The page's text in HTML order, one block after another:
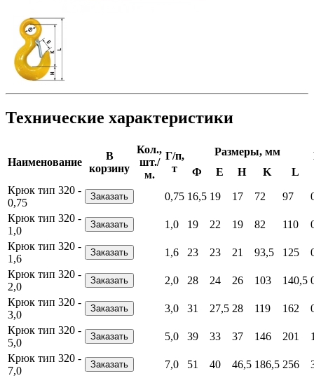
Технические характеристики
Наименование
В
корзину
Кол.,
шт./
м.
Г/п,
т
Размеры, мм
Ф
E H K
L
Крюк тип 320 -
0,75
0,75 16,5 19 17 72 97
Крюк тип 320 -
1,0
1,0 19 22 19 82 110
Крюк тип 320 -
1,6
1,6 23 23 21 93,5 125
Крюк тип 320 -
2,0
2,0 28 24 26 103 140,5
Крюк тип 320 -
3,0
3,0 31 27,5 28 119 162
Крюк тип 320 -
5,0
5,0 39 33 37 146 201
Крюк тип 320 -
7,0
7,0 51 40 46,5 186,5 256